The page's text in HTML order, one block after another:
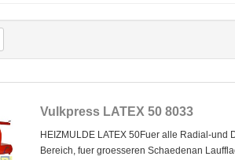
Vulkpress LATEX 50 8033
HEIZMULDE LATEX 50Fuer alle Radial-und
Bereich, fuer groesseren Schaedenan